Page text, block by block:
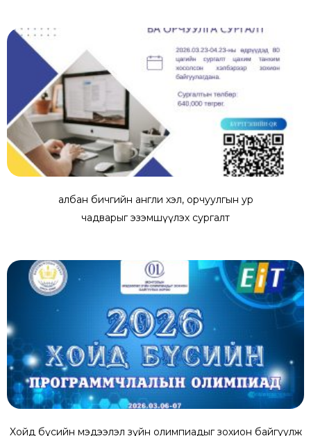
албан бичгийн англи хэл, орчуулгын ур
чадварыг эзэмшүүлэх сургалт
Xойд бүсийн мэдээлэл зүйн олимпиадыг зохион байгуулж